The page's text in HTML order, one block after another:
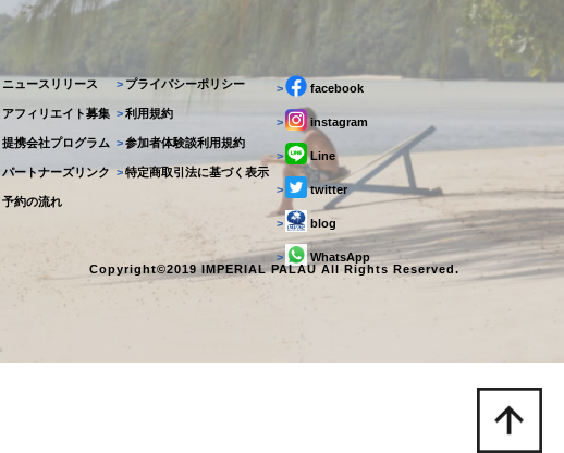
ニュースリリース
アフィリエイト募集
提携会社プログラム
パートナーズリンク
予約の流れ
> プライバシーポリシー
>利用規約
>参加者体験談利用規約
>特定商取引法に基づく表示
> facebook
> instagram
> Line
> twitter
> blog
>
WhatsApp
Copyright©2019 IMPERIAL PALAU All Rights Reserved.